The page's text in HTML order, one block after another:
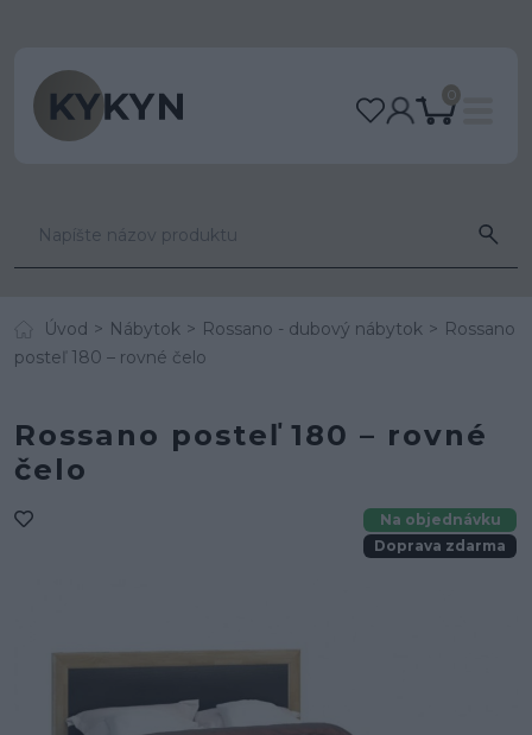
0
Úvod Nábytok Rossano - dubový nábytok
Rossano
posteľ 180 – rovné čelo
Rossano posteľ 180 – rovné
čelo
Na objednávku
Doprava zdarma